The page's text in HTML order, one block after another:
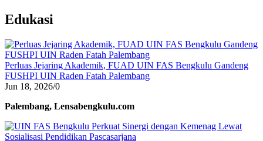
Edukasi
Perluas Jejaring Akademik, FUAD UIN FAS Bengkulu Gandeng
FUSHPI UIN Raden Fatah Palembang
Jun 18, 2026/0
Palembang, Lensabengkulu.com